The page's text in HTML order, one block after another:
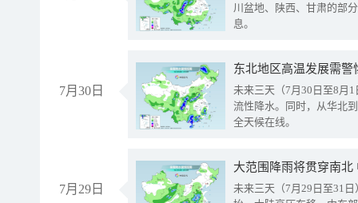
川盆地、陕西、甘肃的部
息。
7月30日
东北地区高温发展需
未来三天（7月30日至8月
流性降水。同时，从华北
全天候在线。
7月29日
大范围降雨将贯穿南
未来三天（7月29日至31